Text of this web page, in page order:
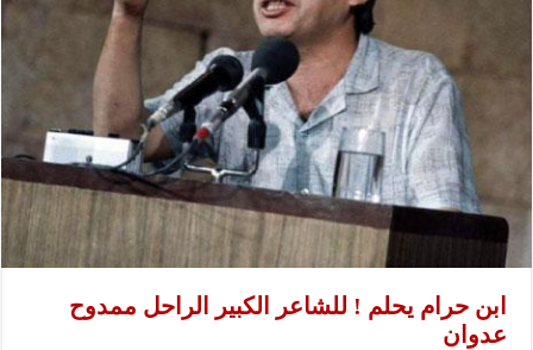
ابن حرام يحلم ! للشاعر الكبير الراحل ممدوح
عدوان